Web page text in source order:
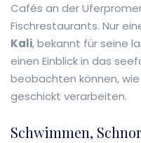
Cafés an der
Fischrestaurants. Nur
Kali, bekannt für seine
einen Einblick in das
beobachten können,
geschickt verarbeiten.
Schwimmen,